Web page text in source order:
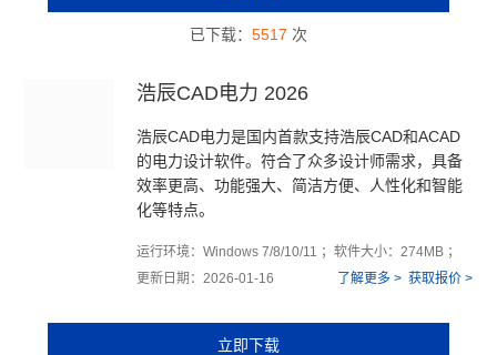
已下载： 5517 次
浩辰CAD电力 2026
浩辰CAD电力是国内首款支持浩辰CAD和ACAD
的电力设计软件。符合了众多设计师需求，具备
效率更高、功能强大、简洁方便、人性化和智能
化等特点。
运行环境：Windows 7/8/10/11 ；软件大小：274MB ；
更新日期：2026-01-16
获取报价 >
了解更多 >
立即下载